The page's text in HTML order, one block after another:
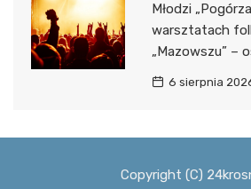
Młodzi
warsztatach
„Mazowszu” –
6 sierpnia
Copyright (C)